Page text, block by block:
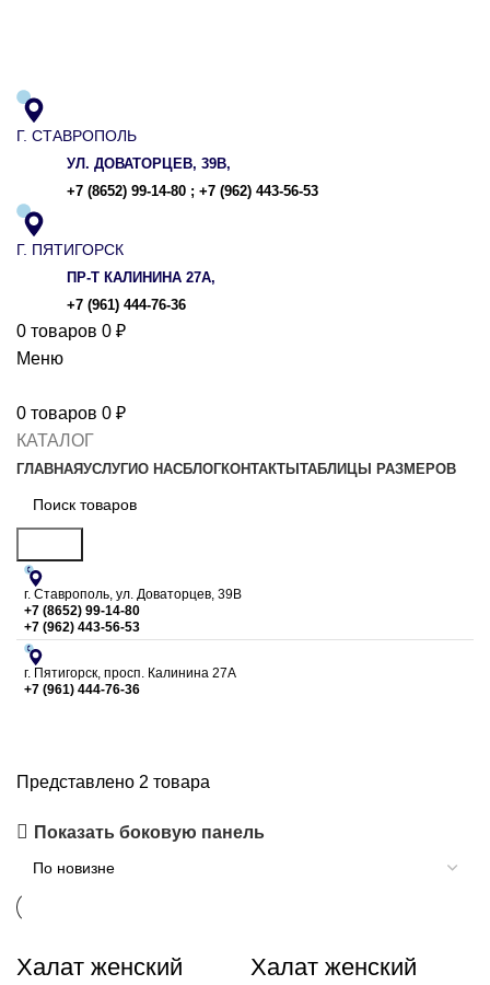
Г. СТАВРОПОЛЬ
УЛ. ДОВАТОРЦЕВ, 39В,
+7 (8652) 99-14-80 ; +7 (962) 443-56-53
Г. ПЯТИГОРСК
ПР-Т КАЛИНИНА 27А,
+7 (961) 444-76-36
0 товаров 0 ₽
Меню
0 товаров 0 ₽
КАТАЛОГ
ГЛАВНАЯУСЛУГИО НАСБЛОГКОНТАКТЫ ТАБЛИЦЫ РАЗМЕРОВ
г. Ставрополь, ул. Доваторцев, 39В
+7 (8652) 99-14-80
+7 (962) 443-56-53
г. Пятигорск, просп. Калинина 27А
+7 (961) 444-76-36
Представлено 2 товара
Показать боковую панель
Халат женский
Халат женский